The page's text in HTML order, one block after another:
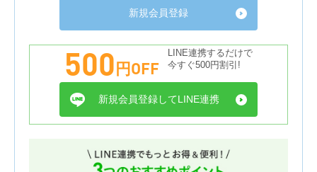
新規会員登録
500円OFF
LINE連携するだけで
今すぐ500円割引!
新規会員登録してLINE連携